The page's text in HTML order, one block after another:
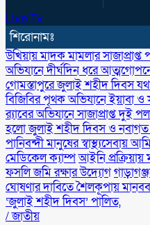
Live Tv
শিরোনামঃ
উখিয়ায় মাদক মামলার সাজাপ্রাপ্ত
অভিযানে দীর্ঘদিন ধরে
গোমস্তাপুরে জুলাই শহীদ দিবস
বিজিবির পৃথক অভিযানে ইয়াবা
র‌্যাবের অভিযানে সাজাপ্রাপ্ত দুই
হলো জুলাই শহীদ দিবস ও
পানিবন্দী মানুষের স্বাস্থ্যসেবায়
মেডিকেল ক্যাম্পআইনি
ফসলি জমি রক্ষার উদ্যোগ
ঘোষণার দাবিতে শৈলকূপায়
‘জুলাই শহীদ দিবস’ পালিত,
/জাতীয়